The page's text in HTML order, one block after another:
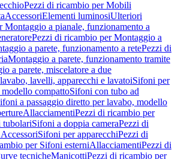
Pezzi di ricambio per Mobili
AccessoriElementi luminosiUlteriori
Montaggio a pianale, funzionamento a
Pezzi di ricambio per Montaggio a
a parete, funzionamento a retePezzi di
Montaggio a parete, funzionamento tramite
a parete, miscelatore a due
lavelli, apparecchi e lavatoiSifoni per
compattoSifoni con tubo ad
a passaggio diretto per lavabo, modello
AllacciamentiPezzi di ricambio per
tubolariSifoni a doppia cameraPezzi di
Sifoni per apparecchiPezzi di
per Sifoni esterniAllacciamentiPezzi di
tecnicheManicottiPezzi di ricambio per